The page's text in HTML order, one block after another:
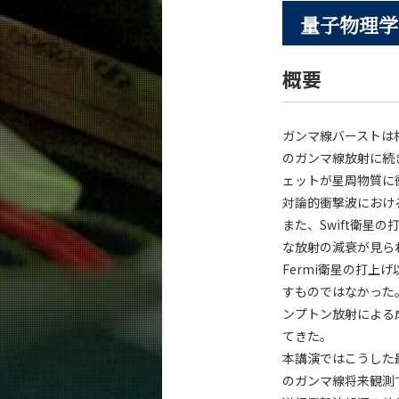
量子物理
概要
ガンマ線バースト
のガンマ線放射に
ェットが星周物質
対論的衝撃波にお
また、Swift衛星の
な放射の減衰が見
Fermi衛星の打上げ
すものではなかった
ンプトン放射によ
てきた。
本講演ではこうし
のガンマ線将来観